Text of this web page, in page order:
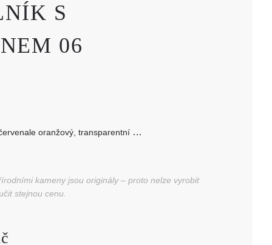
S
06
oranžový, transparentní
kameny jsou originály – proto nelze vyrobit
stejnou cenu.